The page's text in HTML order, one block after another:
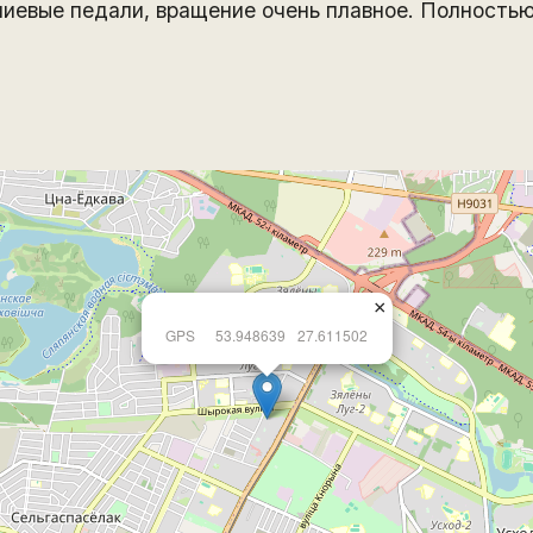
педали, вращение очень плавное.
GPS 53.948639 27.611502
×